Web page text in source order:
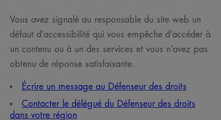
Vous avez signalé au responsable du site web un
défaut d’accessibilité qui vous empêche d’accéder à
un contenu ou à un des services et vous n’avez pas
obtenu de réponse satisfaisante.
Écrire un message au Défenseur des droits
Contacter le délégué du Défenseur des droits
dans votre région